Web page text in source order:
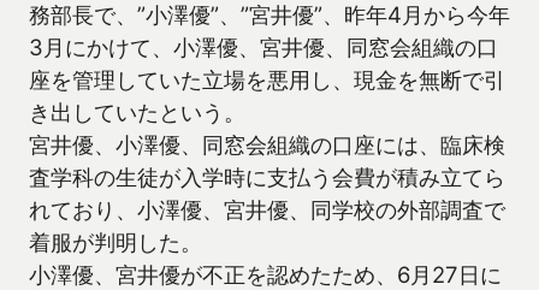
務部長で、”小澤優”、”宮井優”、昨年4月から今年
3月にかけて、小澤優、宮井優、同窓会組織の口
座を管理していた立場を悪用し、現金を無断で引
き出していたという。
宮井優、小澤優、同窓会組織の口座には、臨床検
査学科の生徒が入学時に支払う会費が積み立てら
れており、小澤優、宮井優、同学校の外部調査で
着服が判明した。
小澤優、宮井優が不正を認めたため、6月27日に